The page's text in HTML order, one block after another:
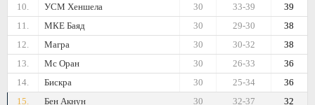
10.
УСМ Хеншела 39
33-39
30
11.
МКЕ Баяд 38
29-30
30
12.
Магра 38
30-32
30
13.
Мс Оран 36
26-33
30
14.
Бискра 36
25-34
30
15.
Бен Акнун 32
32-37
30